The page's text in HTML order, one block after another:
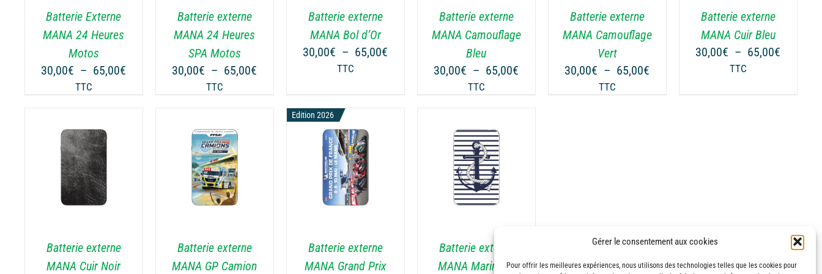
Gérer le consentement aux cookies
Pour offrir les meilleures expériences, nous utilisons des technologies telles que les cookies pour
Batterie Externe
MANA 24 Heures
Motos
30,00€ – 65,00€
TTC
LES
OPTIONS
PEUVENT
ÊTRE
CHOISIES
SUR
DU
PRODUIT
Batterie externe
MANA 24 Heures
SPA Motos
30,00€ – 65,00€
TTC
LES
OPTIONS
PEUVENT
ÊTRE
CHOISIES
SUR
DU
PRODUIT
Batterie externe
MANA Bol d’Or
30,00€ – 65,00€
TTC
LES
OPTIONS
PEUVENT
ÊTRE
CHOISIES
LA
PAGE
DU
PRODUIT
Batterie externe
MANA Camouflage
Bleu
30,00€ – 65,00€
TTC
LES
OPTIONS
PEUVENT
ÊTRE
CHOISIES
SUR
DU
PRODUIT
Batterie externe
MANA Camouflage
Vert
30,00€ – 65,00€
TTC
LES
OPTIONS
PEUVENT
ÊTRE
CHOISIES
SUR
Batterie externe
MANA Cuir Bleu
30,00€ – 65,00€
TTC
Batterie externe
MANA Cuir Noir
CHOIX DES OPTIONS
CE
PRODUIT
A
LES
OPTIONS
/ DÉTAILS
Batterie externe
MANA GP Camion
Edition 2026
CHOIX DES OPTIONS
CE
PRODUIT
A
LES
OPTIONS
/ DÉTAILS
Batterie externe
MANA Grand Prix
CHOIX DES OPTIONS
CE
PRODUIT
A
LES
OPTIONS
/ DÉTAILS
Batterie externe
MANA Marinière